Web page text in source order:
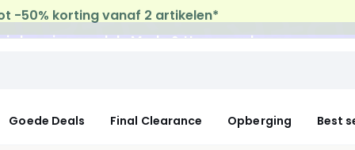
leveringop al de Mode & Home aankopen
Goede Deals Final Clearance Opberging Best